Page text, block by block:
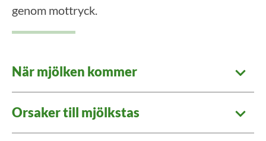
genom mottryck.
När mjölken kommer
Orsaker till mjölkstas